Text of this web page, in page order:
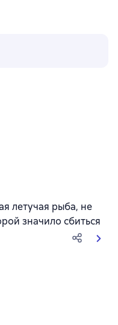
основе 13 оценок
летучая рыба, не
значило сбиться